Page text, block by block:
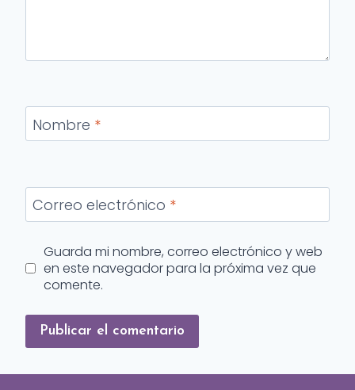
Nombre *
Correo electrónico *
Guarda mi nombre, correo electrónico y web
en este navegador para la próxima vez que
comente.